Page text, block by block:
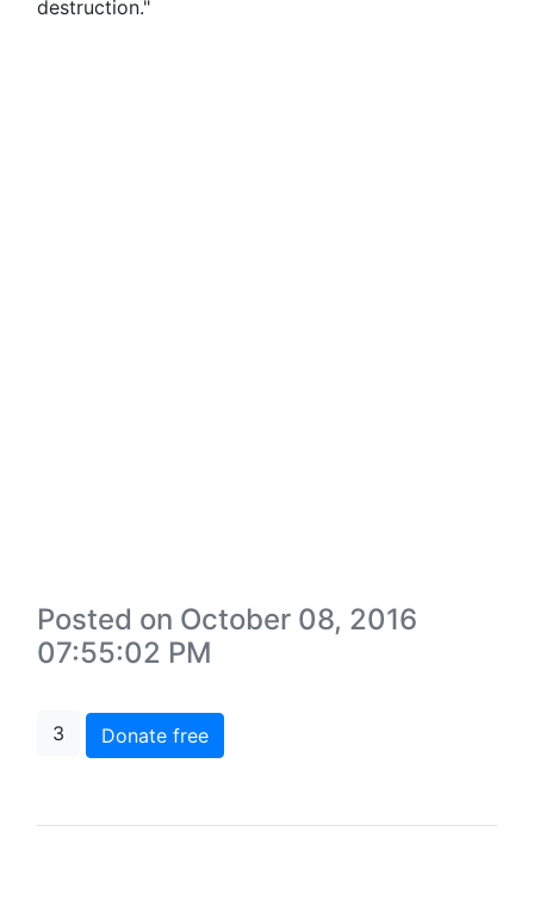
destruction."
Posted on October 08, 2016
07:55:02 PM
3 Donate free